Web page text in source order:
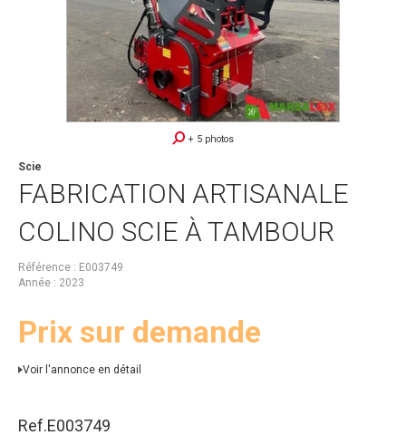
+ 5 photos
FABRICATION ARTISANALE
COLINO SCIE À TAMBOUR
Scie
Référence
E003749
Année
2023
Prix sur demande
Voir l'annonce en détail
Ref.E003749